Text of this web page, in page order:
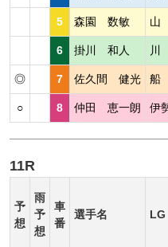
5 森園 数敏 山
6 掛川 和人 川
◎ 7 佐久間 健光 船
○ 8 仲田 恵一朗 伊
11R
予
想
雨
予
想
車
番
選手名 LG